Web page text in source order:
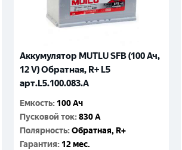
Аккумулятор MUTLU SFB (100 Ач,
12 V) Обратная, R+ L5
арт.L5.100.083.A
Емкость: 100 Ач
Пусковой ток:830 A
Полярность:Обратная, R+
Гарантия: 12 мес.